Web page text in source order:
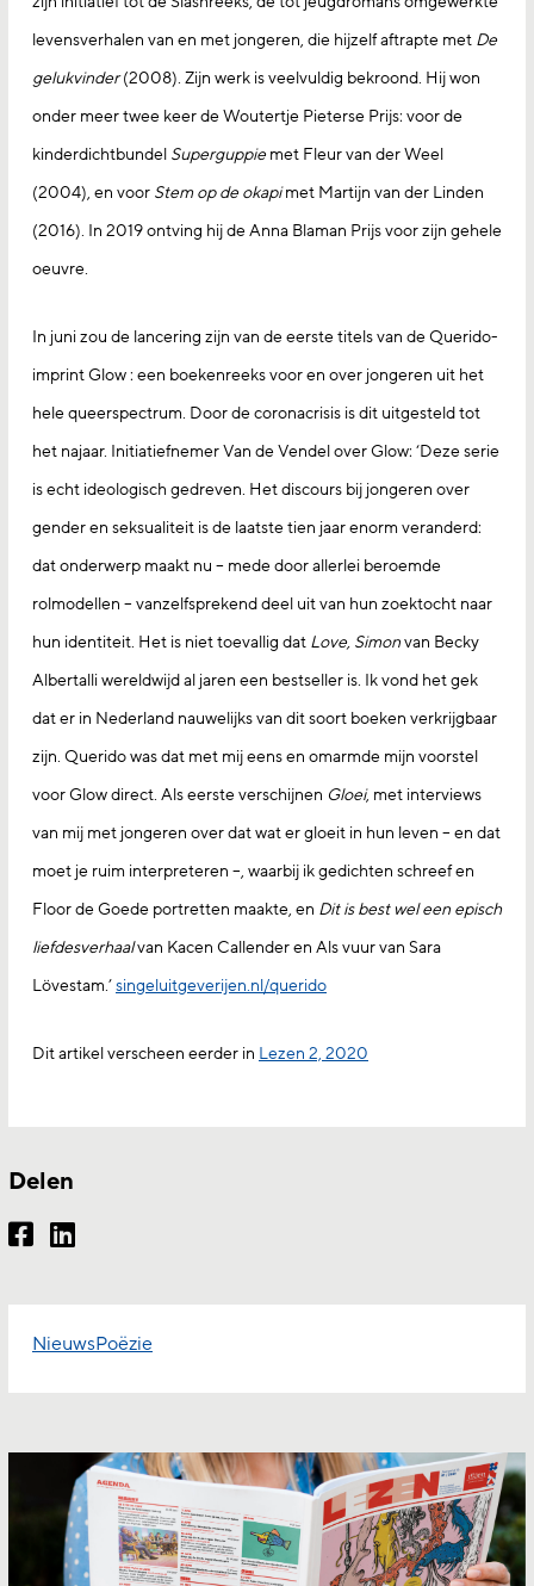
NieuwsPoëzie
levensverhalen van en met jongeren, die hijzelf aftrapte met De
gelukvinder(2008). Zijn werk is veelvuldig bekroond. Hij won
onder meer twee keer de Woutertje Pieterse Prijs: voor de
kinderdichtbundel Superguppiemet Fleur van der Weel
(2004), en voor Stem op de okapimet Martijn van der Linden
(2016). In 2019 ontving hij de Anna Blaman Prijs voor zijn gehele
oeuvre.
In juni zou de lancering zijn van de eerste titels van de Querido-
imprint Glow : een boekenreeks voor en over jongeren uit het
hele queerspectrum. Door de coronacrisis is dit uitgesteld tot
het najaar. Initiatiefnemer Van de Vendel over Glow: ‘Deze serie
is echt ideologisch gedreven. Het discours bij jongeren over
gender en seksualiteit is de laatste tien jaar enorm veranderd:
dat onderwerp maakt nu – mede door allerlei beroemde
rolmodellen – vanzelfsprekend deel uit van hun zoektocht naar
hun identiteit. Het is niet toevallig dat Love, Simonvan Becky
Albertalli wereldwijd al jaren een bestseller is. Ik vond het gek
dat er in Nederland nauwelijks van dit soort boeken verkrijgbaar
zijn. Querido was dat met mij eens en omarmde mijn voorstel
voor Glow direct. Als eerste verschijnen Gloei, met interviews
van mij met jongeren over dat wat er gloeit in hun leven – en dat
moet je ruim interpreteren –, waarbij ik gedichten schreef en
Floor de Goede portretten maakte, en Dit is best wel een episch
liefdesverhaalvan Kacen Callender en Als vuur van Sara
Lövestam.’singeluitgeverijen.nl/querido
Dit artikel verscheen eerder in Lezen 2, 2020
Delen